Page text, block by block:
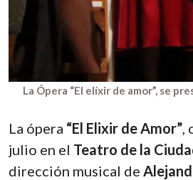
La Ópera “El elíxir de amor”, se
La ópera “El Elixir de Amor”,
julio en el Teatro de la
dirección musical de